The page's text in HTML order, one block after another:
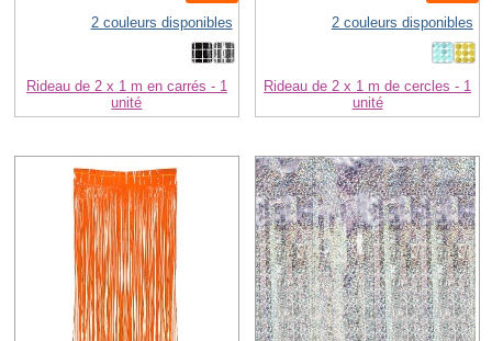
2 couleurs disponibles
Rideau de 2 x 1 m en carrés - 1
unité
2 couleurs disponibles
Rideau de 2 x 1 m de cercles - 1
unité